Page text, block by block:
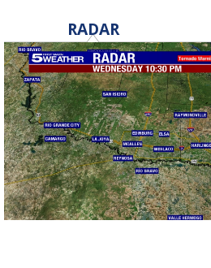
RADAR